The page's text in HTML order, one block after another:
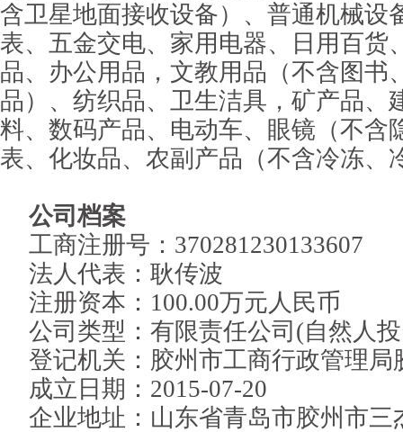
含卫星地面接收设备）、普通机械设
表、五金交电、家用电器、日用百货
品、办公用品，文教用品（不含图书
品）、纺织品、卫生洁具，矿产品、
料、数码产品、电动车、眼镜（不含
表、化妆品、农副产品（不含冷冻、
公司档案
工商注册号：370281230133607
法人代表：耿传波
注册资本：100.00万元人民币
公司类型：有限责任公司(自然
登记机关：胶州市工商行政管理
成立日期：2015-07-20
企业地址：山东省青岛市胶州市三